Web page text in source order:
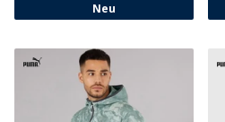
Neu